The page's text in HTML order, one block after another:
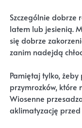
Szczególnie
latem lub jesienią.
się dobrze
zanim nadejdą
Pamiętaj tylko,
przymrozków, które
Wiosenne
aklimatyzację